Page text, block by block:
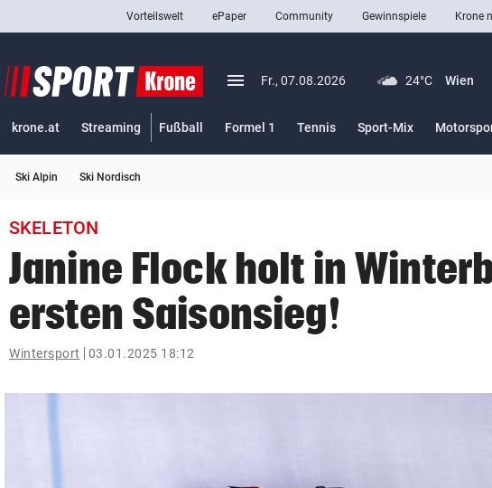
closeSchließen
Abonnieren
search
Suchbegriff
eingeben
Vorteilswelt ePaper Community Gewinnspiele Krone
menu Menü aufklappen
Fr., 07.08.2026 24°C Wien
krone.at Streaming Fußball Formel 1 Tennis Sport-Mix
Ski Alpin Ski Nordisch
SKELETON
Janine Flock holt in
ersten Saisonsieg!
Wintersport 03.01.2025 18:12